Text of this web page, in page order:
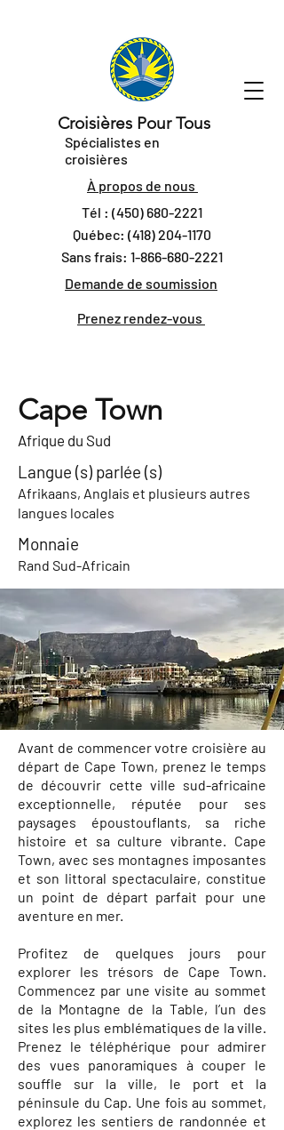
Croisières Pour Tous
Spécialistes en
croisières
À propos de nous
Tél : (450) 680-2221
Québec: (418) 204-1170
Sans frais: 1-866-680-2221
Demande de soumission
Prenez rendez-vous
Cape Town
Afrique du Sud
Langue (s) parlée (s)
Afrikaans, Anglais et plusieurs autres
langues locales
Monnaie
Rand Sud-Africain
Avant de commencer votre croisière au
départ de Cape Town, prenez le temps
de découvrir cette ville sud-africaine
exceptionnelle, réputée pour ses
paysages époustouflants, sa riche
histoire et sa culture vibrante. Cape
Town, avec ses montagnes imposantes
et son littoral spectaculaire, constitue
un point de départ parfait pour une
aventure en mer.
Profitez de quelques jours pour
explorer les trésors de Cape Town.
Commencez par une visite au sommet
de la Montagne de la Table, l’un des
sites les plus emblématiques de la ville.
Prenez le téléphérique pour admirer
des vues panoramiques à couper le
souffle sur la ville, le port et la
péninsule du Cap. Une fois au sommet,
explorez les sentiers de randonnée et